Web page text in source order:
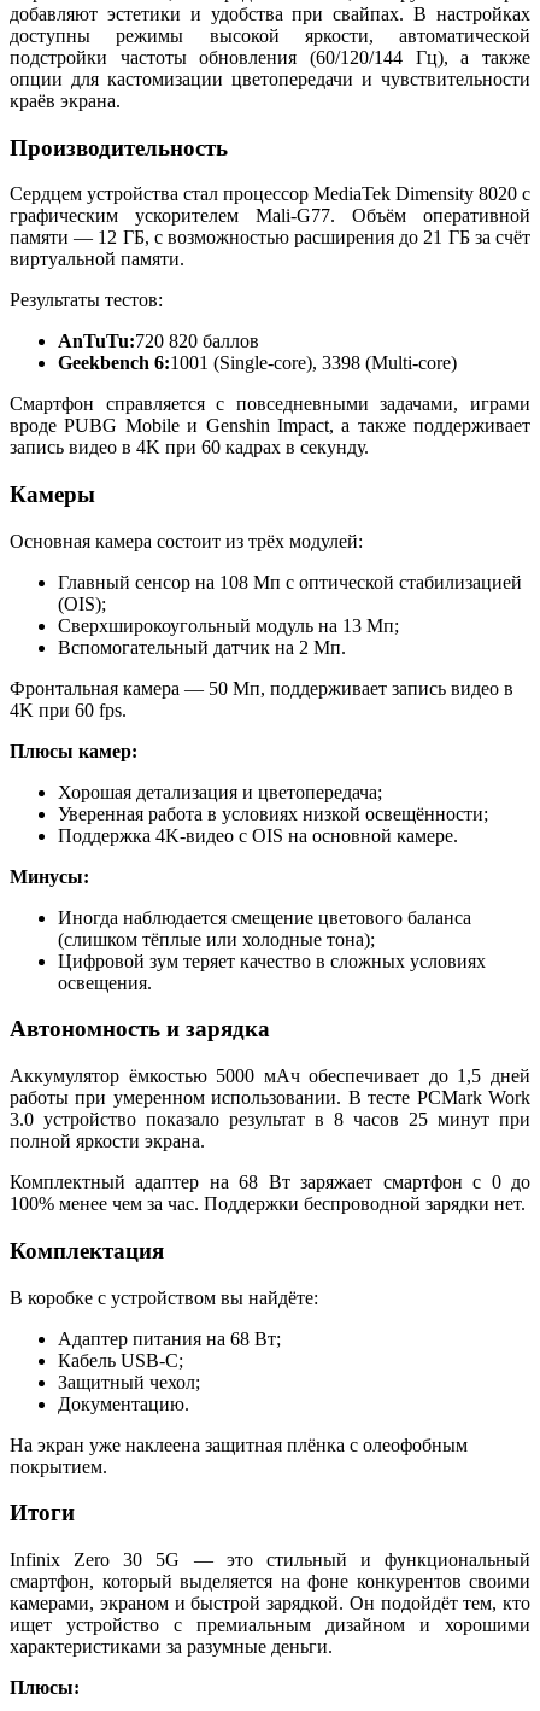
добавляют эстетики и удобства при свайпах. В настройках
доступны режимы высокой яркости, автоматической
подстройки частоты обновления (60/120/144 Гц), а также
опции для кастомизации цветопередачи и чувствительности
краёв экрана.
Производительность
Сердцем устройства стал процессор MediaTek Dimensity 8020 с
графическим ускорителем Mali-G77. Объём оперативной
памяти — 12 ГБ, с возможностью расширения до 21 ГБ за счёт
виртуальной памяти.
Результаты тестов:
AnTuTu:720 820 баллов
Geekbench 6:1001 (Single-core), 3398 (Multi-core)
Смартфон справляется с повседневными задачами, играми
вроде PUBG Mobile и Genshin Impact, а также поддерживает
запись видео в 4K при 60 кадрах в секунду.
Камеры
Основная камера состоит из трёх модулей:
Главный сенсор на 108 Мп с оптической стабилизацией
(OIS);
Сверхширокоугольный модуль на 13 Мп;
Вспомогательный датчик на 2 Мп.
Фронтальная камера — 50 Мп, поддерживает запись видео в
4K при 60 fps.
Плюсы камер:
Хорошая детализация и цветопередача;
Уверенная работа в условиях низкой освещённости;
Поддержка 4K-видео с OIS на основной камере.
Минусы:
Иногда наблюдается смещение цветового баланса
(слишком тёплые или холодные тона);
Цифровой зум теряет качество в сложных условиях
освещения.
Автономность и зарядка
Аккумулятор ёмкостью 5000 мАч обеспечивает до 1,5 дней
работы при умеренном использовании. В тесте PCMark Work
3.0 устройство показало результат в 8 часов 25 минут при
полной яркости экрана.
Комплектный адаптер на 68 Вт заряжает смартфон с 0 до
100% менее чем за час. Поддержки беспроводной зарядки нет.
Комплектация
В коробке с устройством вы найдёте:
Адаптер питания на 68 Вт;
Кабель USB-C;
Защитный чехол;
Документацию.
На экран уже наклеена защитная плёнка с олеофобным
покрытием.
Итоги
Infinix Zero 30 5G — это стильный и функциональный
смартфон, который выделяется на фоне конкурентов своими
камерами, экраном и быстрой зарядкой. Он подойдёт тем, кто
ищет устройство с премиальным дизайном и хорошими
характеристиками за разумные деньги.
Плюсы: